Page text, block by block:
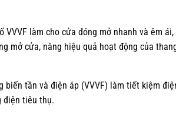
làm cho cửa đóng mở nhanh và êm ái,
mở cửa, nâng hiệu quả hoạt động của
biến tần và điện áp (VVVF) làm tiết kiệm
điện tiêu thụ.